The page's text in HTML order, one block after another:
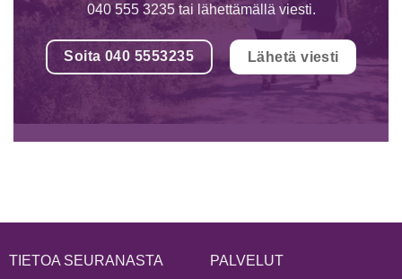
040 555 3235 tai lähettämällä viesti.
Soita 040 5553235 Lähetä viesti
TIETOA SEURANASTA PALVELUT